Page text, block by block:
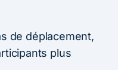
de déplacement,
plus